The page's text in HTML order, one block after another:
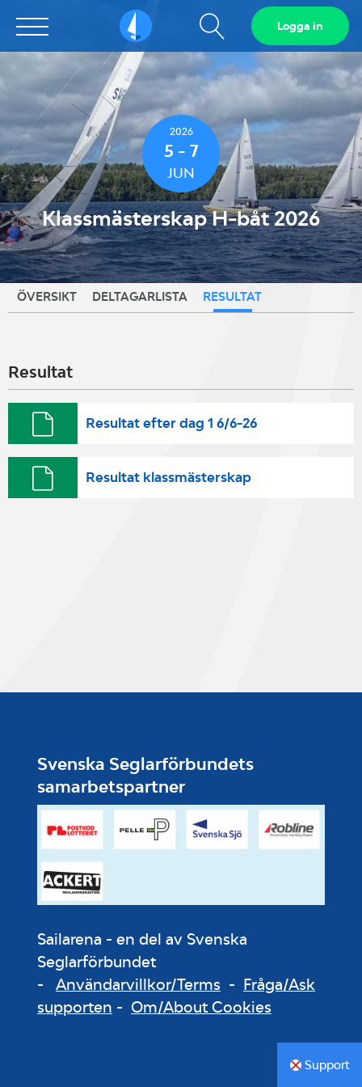
Sailarena Visa
sökfält
Logga in
2026
5 - 7
JUN
Klassmästerskap H-båt 2026
ÖVERSIKT DELTAGARLISTA RESULTAT
Resultat
Resultat efter dag 1 6/6-26
Resultat klassmästerskap
Svenska Seglarförbundets
samarbetspartner
Sailarena - en del av Svenska
Seglarförbundet
- Användarvillkor/Terms - Fråga/Ask
supporten - Om/About Cookies
Support